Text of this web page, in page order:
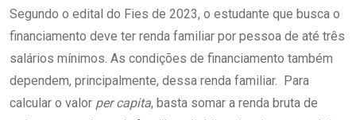
Segundo o edital do Fies de 2023, o estudante que busca o
financiamento deve ter renda familiar por pessoa de até três
salários mínimos. As condições de financiamento também
dependem, principalmente, dessa renda familiar. Para
calcular o valor per capita, basta somar a renda bruta de